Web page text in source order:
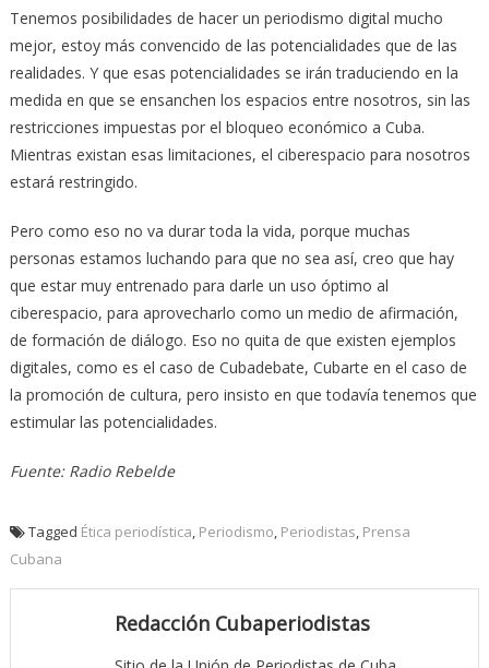
Tenemos posibilidades de hacer un periodismo digital mucho
mejor, estoy más convencido de las potencialidades que de las
realidades. Y que esas potencialidades se irán traduciendo en la
medida en que se ensanchen los espacios entre nosotros, sin las
restricciones impuestas por el bloqueo económico a Cuba.
Mientras existan esas limitaciones, el ciberespacio para nosotros
estará restringido.
Pero como eso no va durar toda la vida, porque muchas
personas estamos luchando para que no sea así, creo que hay
que estar muy entrenado para darle un uso óptimo al
ciberespacio, para aprovecharlo como un medio de afirmación,
de formación de diálogo. Eso no quita de que existen ejemplos
digitales, como es el caso de Cubadebate, Cubarte en el caso de
la promoción de cultura, pero insisto en que todavía tenemos que
estimular las potencialidades.
Fuente: Radio Rebelde
Tagged Ética periodística, Periodismo, Periodistas, Prensa
Cubana
Redacción Cubaperiodistas